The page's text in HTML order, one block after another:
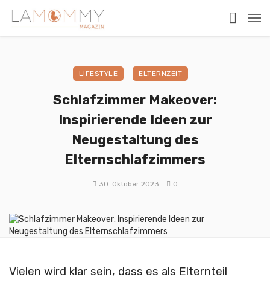
LIFESTYLE ELTERNZEIT
Schlafzimmer Makeover:
Inspirierende Ideen zur
Neugestaltung des
Elternschlafzimmers
30. Oktober 2023 0
Vielen wird klar sein, dass es als Elternteil